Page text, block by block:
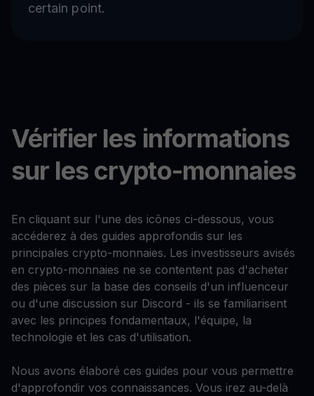
certain point.
Vérifier les informations
sur les crypto-monnaies
En cliquant sur l'une des icônes ci-dessous, vous
accéderez à des guides approfondis sur les
principales crypto-monnaies. Les investisseurs avisés
en crypto-monnaies ne se contentent pas d'acheter
des pièces sur la base des conseils d'un influenceur
ou d'une discussion sur Discord - ils se familiarisent
avec les principes fondamentaux, l'équipe, la
technologie et les cas d'utilisation.
Nous avons élaboré ces guides pour vous permettre
d'approfondir vos connaissances. Vous irez au-delà